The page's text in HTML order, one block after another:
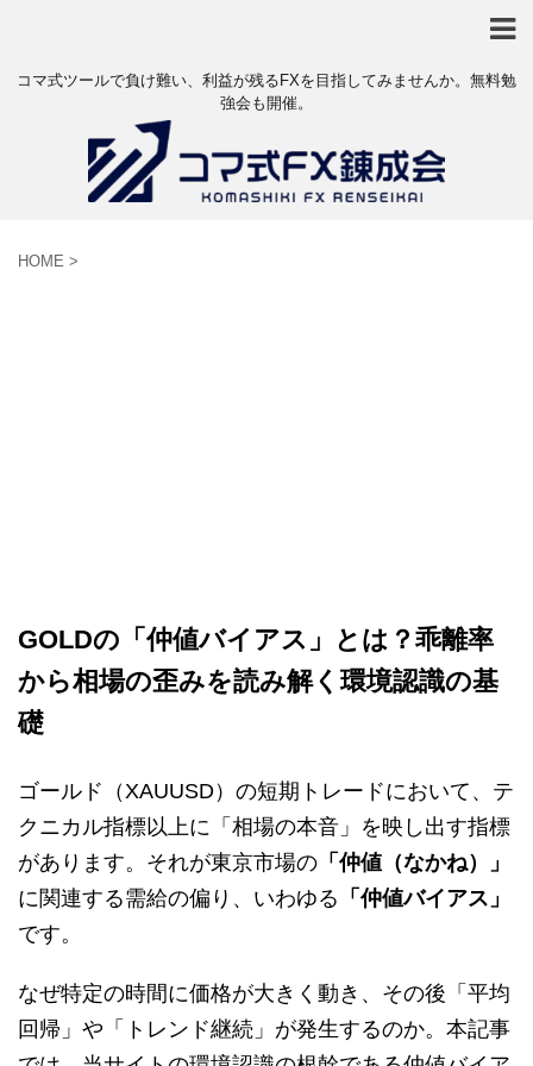
コマ式ツールで負け難い、利益が残るFXを目指してみませんか。無料勉
強会も開催。
HOME >
GOLDの「仲値バイアス」とは？乖離率
から相場の歪みを読み解く環境認識の基
礎
ゴールド（XAUUSD）の短期トレードにおいて、テ
クニカル指標以上に「相場の本音」を映し出す指標
があります。それが東京市場の 「仲値（なかね）」
に関連する需給の偏り、いわゆる 「仲値バイアス」
です。
なぜ特定の時間に価格が大きく動き、その後「平均
回帰」や「トレンド継続」が発生するのか。本記事